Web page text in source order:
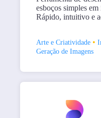
esboços simples
Rápido, intuitivo e
Arte e Criatividade •
Geração de Imagens